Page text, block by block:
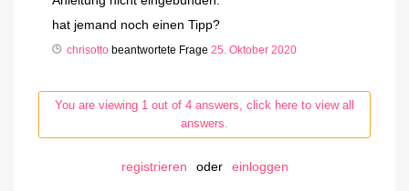
hat jemand noch einen Tipp?
chrisotto beantwortete Frage 25. Oktober 2020
You are viewing 1 out of 4 answers, click here to view all
answers.
registrieren oder einloggen